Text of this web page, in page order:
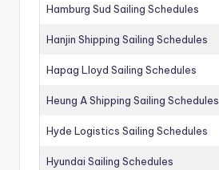
Hamburg Sud Sailing Schedules
Hanjin Shipping Sailing Schedules
Hapag Lloyd Sailing Schedules
Heung A Shipping Sailing Schedules
Hyde Logistics Sailing Schedules
Hyundai Sailing Schedules